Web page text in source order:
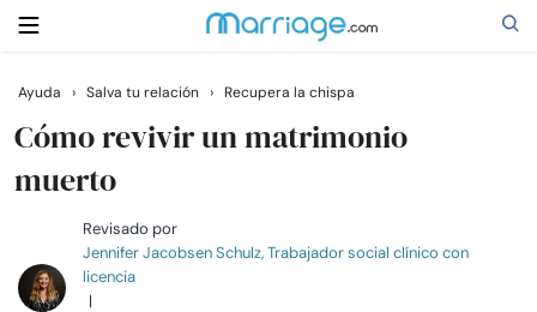
Buscar
Casarse
Relaciones
Ayuda › Salva tu relación › Recupera la chispa
Cómo revivir un matrimonio
muerto
Revisado por
Jennifer Jacobsen Schulz, Trabajador social clínico con
licencia
|